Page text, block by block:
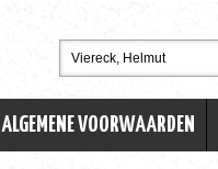
ALGEMENE VOORWAARDEN